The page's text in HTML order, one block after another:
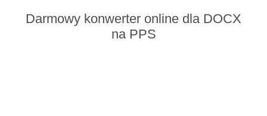
Darmowy konwerter online dla DOCX
na PPS